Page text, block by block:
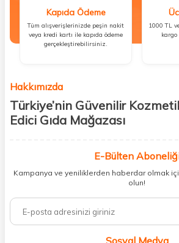
Kapıda Ödeme
Tüm alışverişlerinizde peşin nakit
veya kredi kartı ile kapıda ödeme
gerçekleştirebilirsiniz.
1000 TL
Hakkımızda
Türkiye’nin Güvenilir
Edici Gıda Mağazası
kişisel bakım hem de takviye edici gıda
buluşturuyoruz. Artık mağaza mağaza
ihtiyacınız olan her şeyi tek bir çatı altında
%100 orijinal kozmetik ve sağlık ürünleriyle
vücudunuzu desteklemek için güvenilir takviye
E-Bülten
Kampanya ve yeniliklerden haberdar olmak
olun!